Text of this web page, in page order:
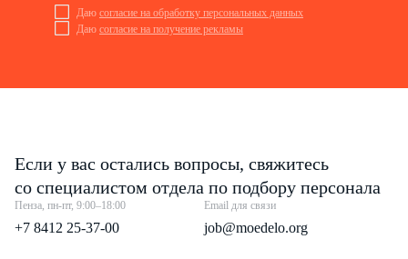
Даю согласие на обработку персональных данных
Даю согласие на получение рекламы
Если у вас остались вопросы, свяжитесь
со специалистом отдела по подбору персонала
Пенза, пн-пт, 9:00–18:00
+7 8412 25-37-00
Email для связи
job@moedelo.org